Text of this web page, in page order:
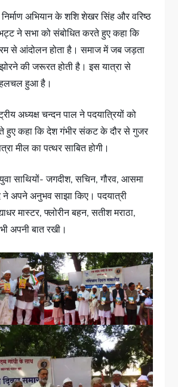
निर्माण अभियान के शशि शेखर सिंह और वरिष्ठ
भट्ट ने सभा को संबोधित करते हुए कहा कि
से आंदोलन होता है। समाज में जब जड़ता
की जरूरत होती है। इस यात्रा से
हलचल हुआ है।
अध्यक्ष चन्दन पाल ने पदयात्रियों को
हुए कहा कि देश गंभीर संकट के दौर से गुजर
मील का पत्थर साबित होगी।
साथियों- जगदीश, सचिन, गौरव, आसमा
अपने अनुभव साझा किए। पदयात्री
मास्टर, फ्लोरीन बहन, सतीश मराठा,
अपनी बात रखी।